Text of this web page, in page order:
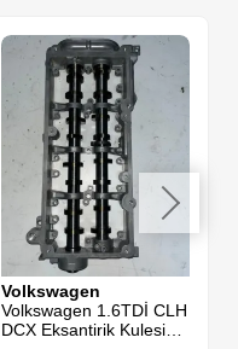
Volkswagen
Volkswagen 1.6TDİ CLH
DCX Eksantirik Kulesi